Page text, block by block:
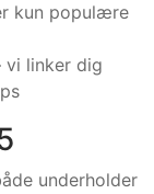
kun populære
vi linker dig
underholder